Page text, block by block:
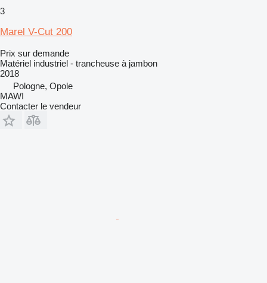
3
Marel V-Cut 200
Prix sur demande
Matériel industriel - trancheuse à jambon
2018
Pologne, Opole
MAWI
Contacter le vendeur